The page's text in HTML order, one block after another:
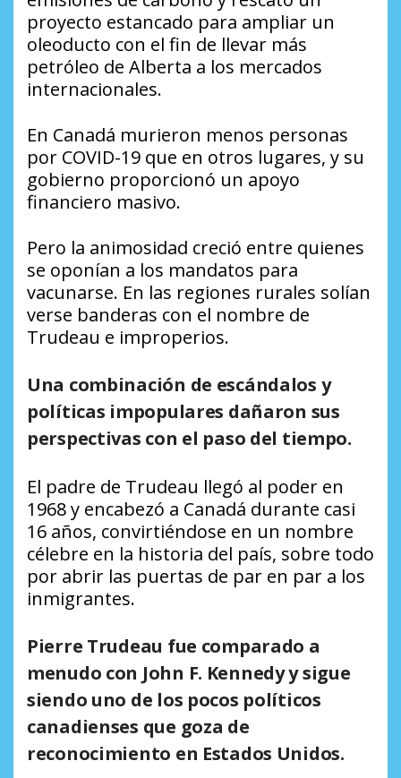
proyecto estancado para ampliar un
oleoducto con el fin de llevar más
petróleo de Alberta a los mercados
internacionales.
En Canadá murieron menos personas
por COVID-19 que en otros lugares, y su
gobierno proporcionó un apoyo
financiero masivo.
Pero la animosidad creció entre quienes
se oponían a los mandatos para
vacunarse. En las regiones rurales solían
verse banderas con el nombre de
Trudeau e improperios.
Una combinación de escándalos y
políticas impopulares dañaron sus
perspectivas con el paso del tiempo.
El padre de Trudeau llegó al poder en
1968 y encabezó a Canadá durante casi
16 años, convirtiéndose en un nombre
célebre en la historia del país, sobre todo
por abrir las puertas de par en par a los
inmigrantes.
Pierre Trudeau fue comparado a
menudo con John F. Kennedy y sigue
siendo uno de los pocos políticos
canadienses que goza de
reconocimiento en Estados Unidos.